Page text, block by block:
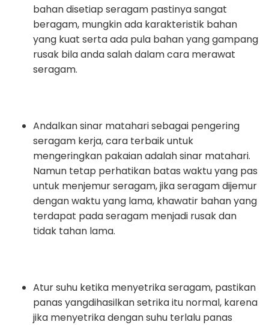
bahan disetiap seragam pastinya sangat
beragam, mungkin ada karakteristik bahan
yang kuat serta ada pula bahan yang gampang
rusak bila anda salah dalam cara merawat
seragam.
Andalkan sinar matahari sebagai pengering
seragam kerja, cara terbaik untuk
mengeringkan pakaian adalah sinar matahari.
Namun tetap perhatikan batas waktu yang pas
untuk menjemur seragam, jika seragam dijemur
dengan waktu yang lama, khawatir bahan yang
terdapat pada seragam menjadi rusak dan
tidak tahan lama.
Atur suhu ketika menyetrika seragam, pastikan
panas yangdihasilkan setrika itu normal, karena
jika menyetrika dengan suhu terlalu panas